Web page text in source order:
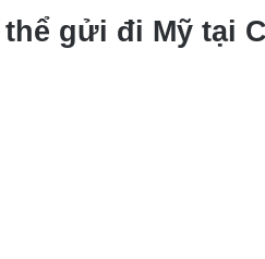
gửi đi Mỹ tại